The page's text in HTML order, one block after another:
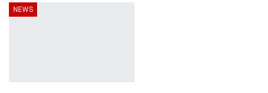
NEWS